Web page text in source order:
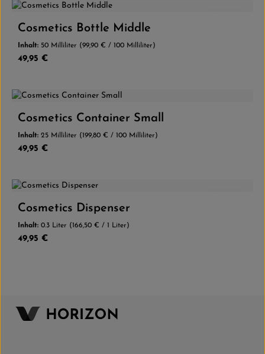
Cosmetics Bottle Middle
Inhalt: 50 Milliliter (99,90 € / 100 Milliliter)
Regulärer Preis:
49,95 €
Cosmetics Container Small
Inhalt:25 Milliliter (199,80 € / 100 Milliliter)
Regulärer Preis:
49,95 €
Cosmetics Dispenser
Inhalt:0.3 Liter (166,50 € / 1 Liter)
Regulärer Preis:
49,95 €